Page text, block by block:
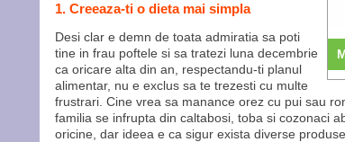
1. Creeaza-ti o dieta mai simpla
Desi clar e demn de toata admiratia sa poti
tine in frau poftele si sa tratezi luna decembrie
ca oricare alta din an, respectandu-ti planul
alimentar, nu e exclus sa te trezesti cu multe
frustrari. Cine vrea sa manance orez cu pui sau
familia se infrupta din caltabosi, toba si cozonaci
oricine, dar ideea e ca sigur exista diverse